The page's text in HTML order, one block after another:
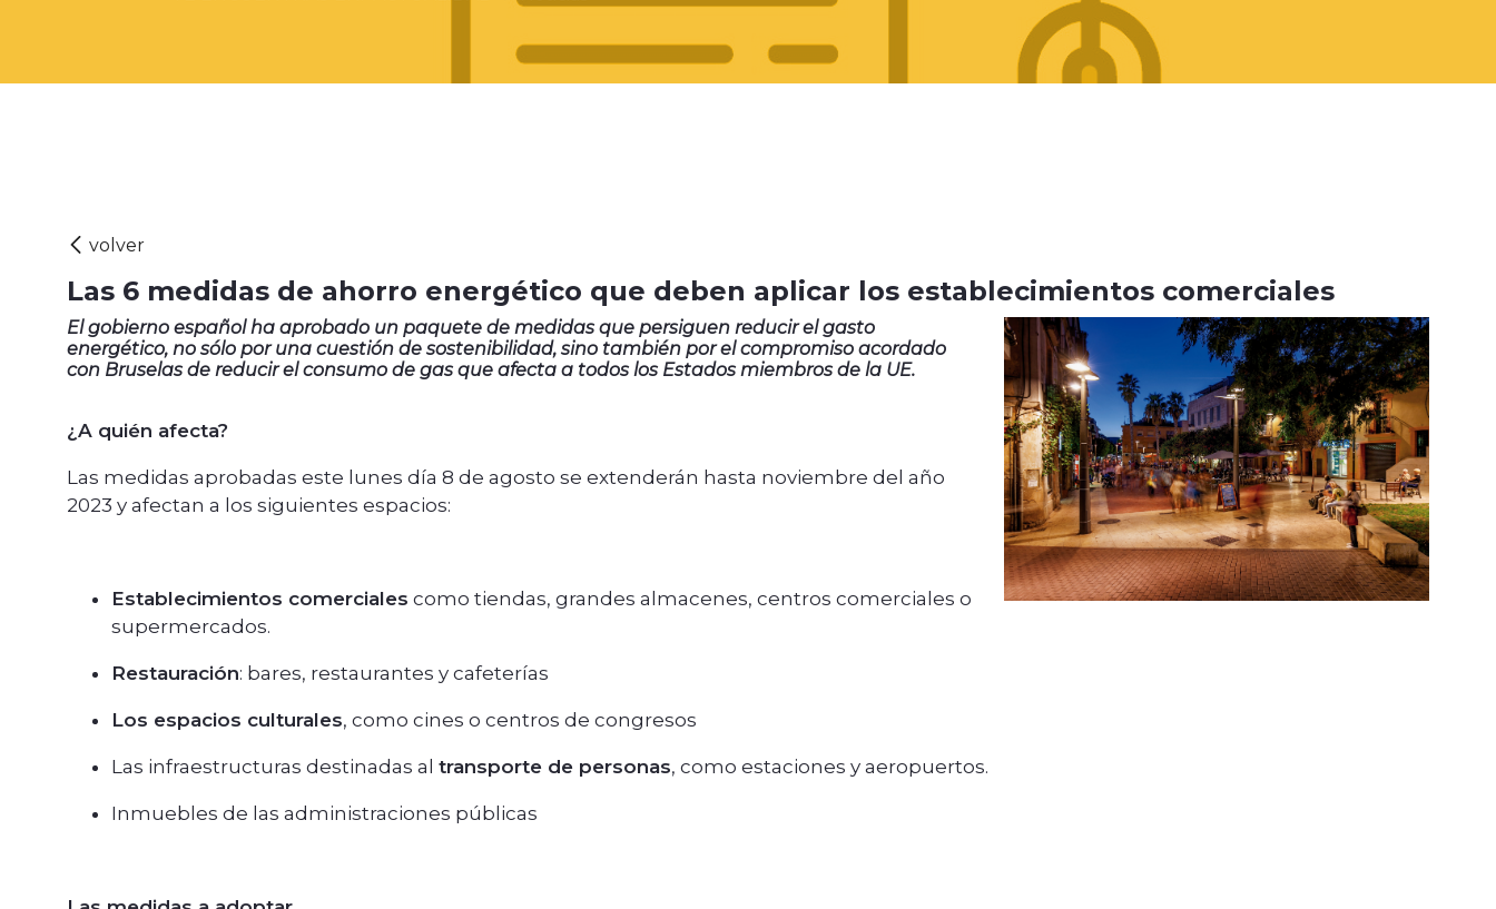
Las 6 medidas de ahorro energético que deben aplicar los establecimientos comerciales
El gobierno español ha aprobado un paquete de medidas que persiguen reducir el gasto
energético, no sólo por una cuestión de sostenibilidad, sino también por el compromiso acordado
con Bruselas de reducir el consumo de gas que afecta a todos los Estados miembros de la UE.
¿A quién afecta?
Las medidas aprobadas este lunes día 8 de agosto se extenderán hasta noviembre del año
2023 y afectan a los siguientes espacios:
Establecimientos comerciales como tiendas, grandes almacenes, centros comerciales o
supermercados.
Restauración: bares, restaurantes y cafeterías
Los espacios culturales, como cines o centros de congresos
Las infraestructuras destinadas al transporte de personas, como estaciones y aeropuertos.
Inmuebles de las administraciones públicas